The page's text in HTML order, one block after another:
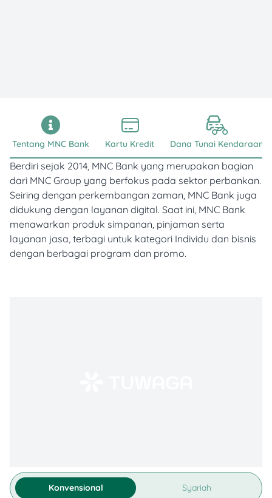
Tentang MNC Bank Kartu Kredit Dana Tunai Kendaraan
Berdiri sejak 2014, MNC Bank yang merupakan bagian
dari MNC Group yang berfokus pada sektor perbankan.
Seiring dengan perkembangan zaman, MNC Bank juga
didukung dengan layanan digital. Saat ini, MNC Bank
menawarkan produk simpanan, pinjaman serta
layanan jasa, terbagi untuk kategori Individu dan bisnis
dengan berbagai program dan promo.
Konvensional Syariah